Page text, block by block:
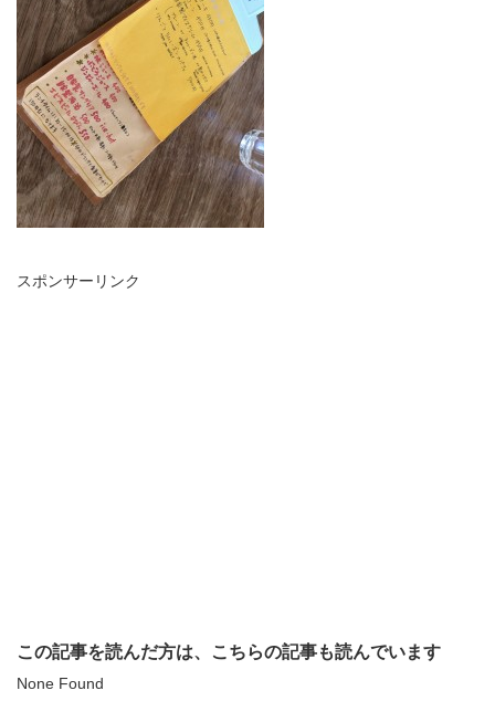
スポンサーリンク
この記事を読んだ方は、こちらの記事も読んでいます
None Found